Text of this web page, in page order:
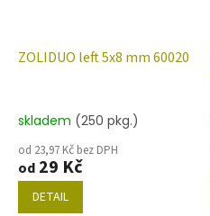
ZOLIDUO left 5x8 mm 60020
skladem (250 pkg.)
od 23,97 Kč bez DPH
od 29 Kč
DETAIL